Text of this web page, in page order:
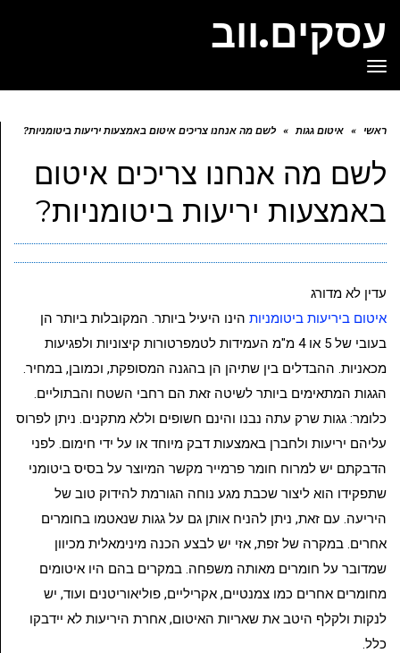
עסקים.ווב
תפריט
ראשי » איטום גגות » לשם מה אנחנו צריכים איטום באמצעות יריעות ביטומניות?
לשם מה אנחנו צריכים איטום
באמצעות יריעות ביטומניות?
עדין לא מדורג
איטום ביריעות ביטומניות הינו היעיל ביותר. המקובלות ביותר הן
בעובי של 5 או 4 מ"מ העמידות לטמפרטורות קיצוניות ולפגיעות
מכאניות. ההבדלים בין שתיהן הן בהגנה המסופקת, וכמובן, במחיר.
הגגות המתאימים ביותר לשיטה זאת הם רחבי השטח והבתוליים.
כלומר: גגות שרק עתה נבנו והינם חשופים וללא מתקנים. ניתן לפרוס
עליהם יריעות ולחברן באמצעות דבק מיוחד או על ידי חימום. לפני
הדבקתם יש למרוח חומר פרמייר מקשר המיוצר על בסיס ביטומני
שתפקידו הוא ליצור שכבת מגע נוחה הגורמת להידוק טוב של
היריעה. עם זאת, ניתן להניח אותן גם על גגות שנאטמו בחומרים
אחרים. במקרה של זפת, אזי יש לבצע הכנה מינימאלית מכיוון
שמדובר על חומרים מאותה משפחה. במקרים בהם היו איטומים
מחומרים אחרים כמו צמנטיים, אקריליים, פוליאוריטנים ועוד, יש
לנקות ולקלף היטב את שאריות האיטום, אחרת היריעות לא יידבקו
כלל.